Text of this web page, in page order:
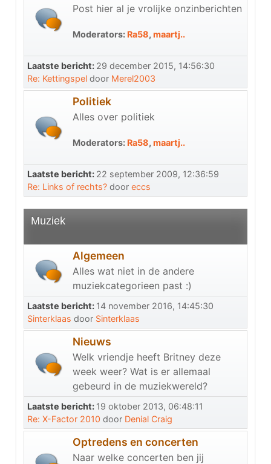
Post hier al je vrolijke onzinberichten
Moderators: Ra58, maartj..
Laatste bericht: 29 december 2015, 14:56:30
Re: Kettingspel door Merel2003
Politiek
Alles over politiek
Moderators: Ra58, maartj..
Laatste bericht: 22 september 2009, 12:36:59
Re: Links of rechts? door eccs
Muziek
Algemeen
Alles wat niet in de andere
muziekcategorieen past :)
Laatste bericht: 14 november 2016, 14:45:30
Sinterklaas door Sinterklaas
Nieuws
Welk vriendje heeft Britney deze
week weer? Wat is er allemaal
gebeurd in de muziekwereld?
Laatste bericht: 19 oktober 2013, 06:48:11
Re: X-Factor 2010 door Denial Craig
Optredens en concerten
Naar welke concerten ben jij